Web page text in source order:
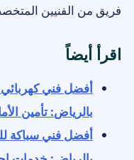
فريق من الفنيين
اقرأ أيضاً
أفضل فني
بالرياض: تأمين
أفضل فني سباكة